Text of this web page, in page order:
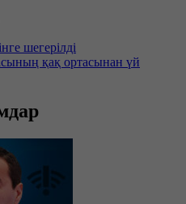
шегерілді
қақ ортасынан үй